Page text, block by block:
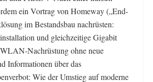
ein Vortrag von Homeway („End-
im Bestandsbau nachrüsten:
und gleichzeitige Gigabit
Nachrüstung ohne neue
Informationen über das
Wie der Umstieg auf moderne